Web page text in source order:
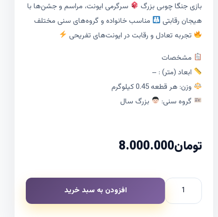
بازی جنگا چوبی بزرگ
سرگرمی ایونت، مراسم و جشن‌ها با
هیجان رقابتی
مناسب خانواده و گروه‌های سنی مختلف
تجربه تعادل و رقابت در ایونت‌های تفریحی
مشخصات
ابعاد (متر) : –
وزن: هر قطعه 0.45 کیلوگرم
گروه سنی:
بزرگ سال
تومان8.000.000
افزودن به سبد خرید